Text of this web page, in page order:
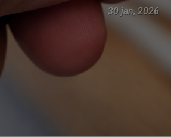
30 jan, 2026